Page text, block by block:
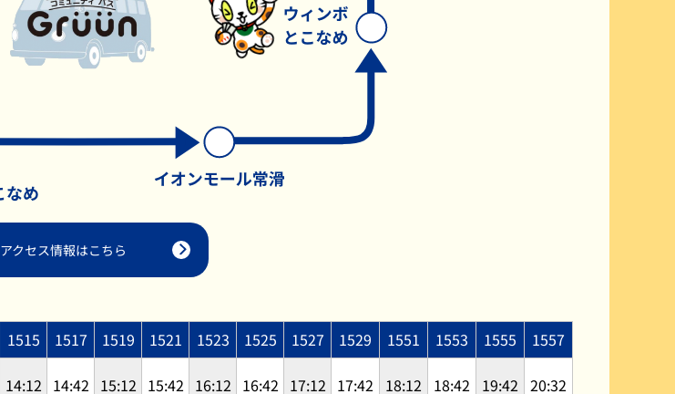
アクセス情報はこちら
1515 1517 1519 1521 1523 1525 1527 1529 1551 1553 1555 1557
14:12 14:42 15:12 15:42 16:12 16:42 17:12 17:42 18:12 18:42 19:42 20:32